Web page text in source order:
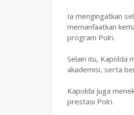
Ia mengingatkan
memanfaatkan
program Polri.
Selain itu, Kapolda
akademisi, serta
Kapolda juga
prestasi Polri.